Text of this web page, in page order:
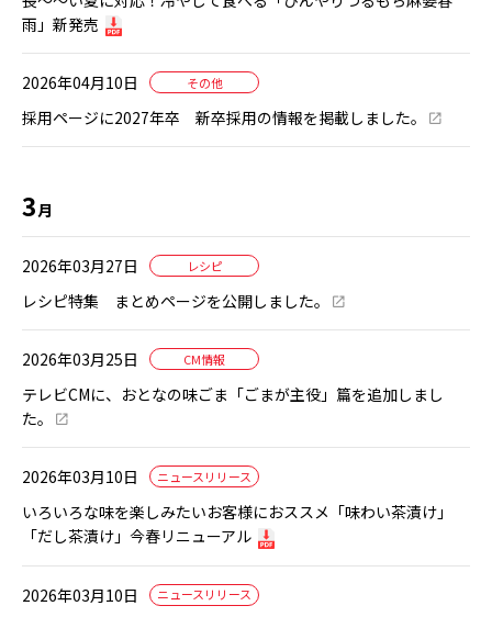
雨」新発売
2026年04月10日 その他
採用ページに2027年卒 新卒採用の情報を掲載しました。
3月
2026年03月27日 レシピ
レシピ特集 まとめページを公開しました。
2026年03月25日 CM情報
テレビCMに、おとなの味ごま「ごまが主役」篇を追加しまし
た。
2026年03月10日 ニュースリリース
いろいろな味を楽しみたいお客様におススメ「味わい茶漬け」
「だし茶漬け」今春リニューアル
2026年03月10日 ニュースリリース